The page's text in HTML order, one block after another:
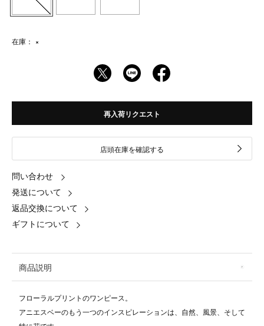
在庫： ×
再入荷リクエスト
店頭在庫を確認する
問い合わせ
発送について
返品交換について
ギフトについて
商品説明
フローラルプリントのワンピース。
アニエスベーのもう一つのインスピレーションは、自然、風景、そして